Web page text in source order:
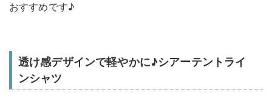
おすすめです♪
透け感デザインで軽やかに♪シアーテントライ
ンシャツ